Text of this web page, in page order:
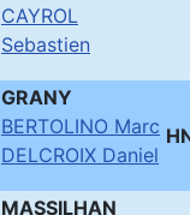
CAYROL
Sebastien
GRANY
BERTOLINO Marc
DELCROIX Daniel
MASSILHAN